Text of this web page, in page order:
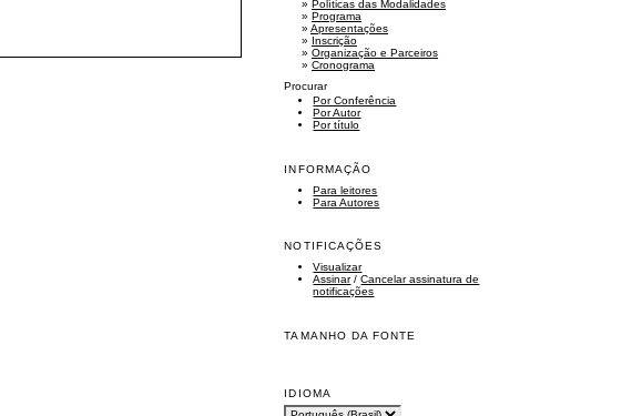
»Políticas das Modalidades
»Programa
»Apresentações
» Inscrição
»Organização e Parceiros
»Cronograma
Procurar
Por Conferência
Por Autor
Por título
INFORMAÇÃO
Para leitores
Para Autores
NOTIFICAÇÕES
Visualizar
Assinar/Cancelar assinatura de
notificações
TAMANHO DA FONTE
IDIOMA